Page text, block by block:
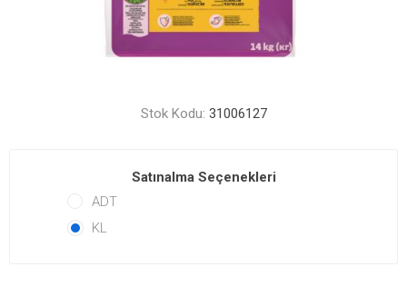
Stok Kodu: 31006127
Satınalma Seçenekleri
ADT
KL